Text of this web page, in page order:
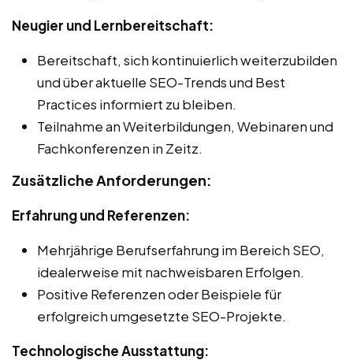
Neugier und Lernbereitschaft:
Bereitschaft, sich kontinuierlich weiterzubilden
und über aktuelle SEO-Trends und Best
Practices informiert zu bleiben.
Teilnahme an Weiterbildungen, Webinaren und
Fachkonferenzen in Zeitz.
Zusätzliche Anforderungen:
Erfahrung und Referenzen:
Mehrjährige Berufserfahrung im Bereich SEO,
idealerweise mit nachweisbaren Erfolgen.
Positive Referenzen oder Beispiele für
erfolgreich umgesetzte SEO-Projekte.
Technologische Ausstattung: